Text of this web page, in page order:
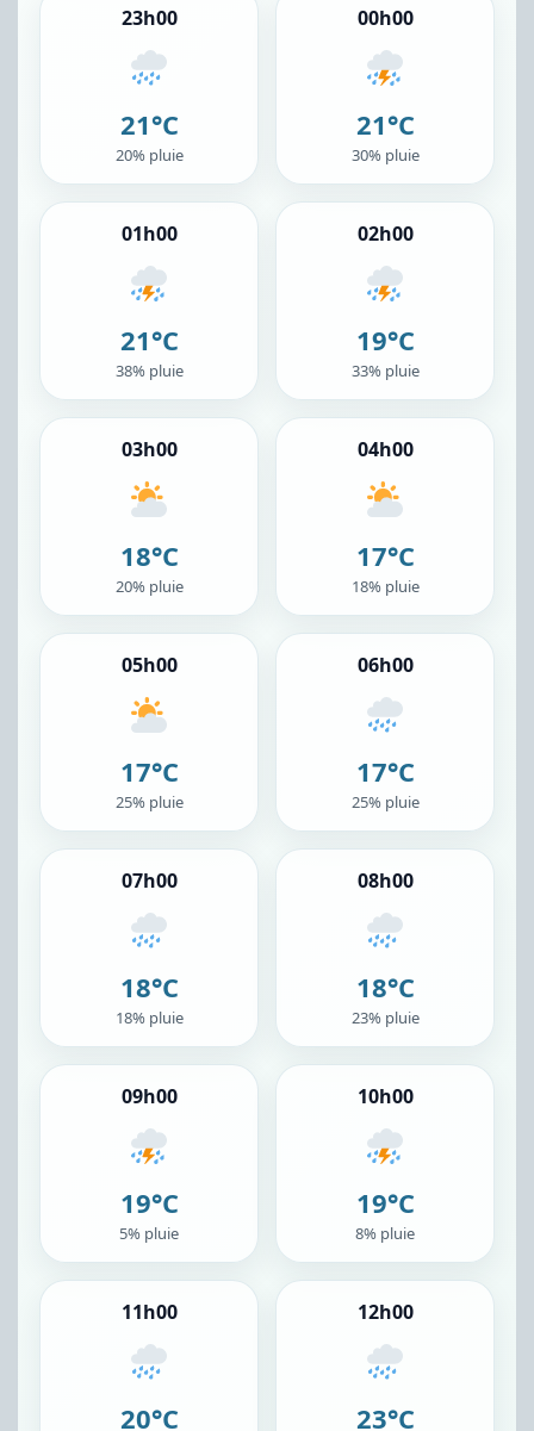
23h00
21°C
20% pluie
00h00
21°C
30% pluie
01h00
21°C
38% pluie
02h00
19°C
33% pluie
03h00
18°C
20% pluie
04h00
17°C
18% pluie
05h00
17°C
25% pluie
06h00
17°C
25% pluie
07h00
18°C
18% pluie
08h00
18°C
23% pluie
09h00
19°C
5% pluie
10h00
19°C
8% pluie
11h00
20°C
12h00
23°C